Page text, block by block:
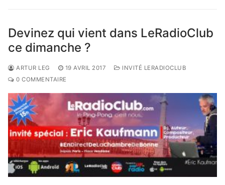
Devinez qui vient dans LeRadioClub
ce dimanche ?
ARTUR LEG 19 AVRIL 2017
INVITÉ LERADIOCLUB
0 COMMENTAIRE